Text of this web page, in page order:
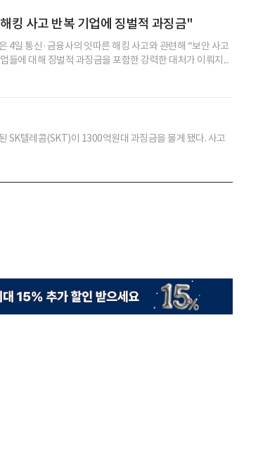
킹 사고 반복 기업에 징벌적 과징금"
4일 통신·금융사의 잇따른 해킹 사고와 관련해 “보안 사고
들에 대해 징벌적 과징금을 포함한 강력한 대처가 이뤄지...
SK텔레콤(SKT)이 1300억원대 과징금을 물게 됐다. 사고